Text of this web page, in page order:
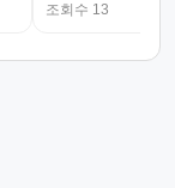
조회수 13